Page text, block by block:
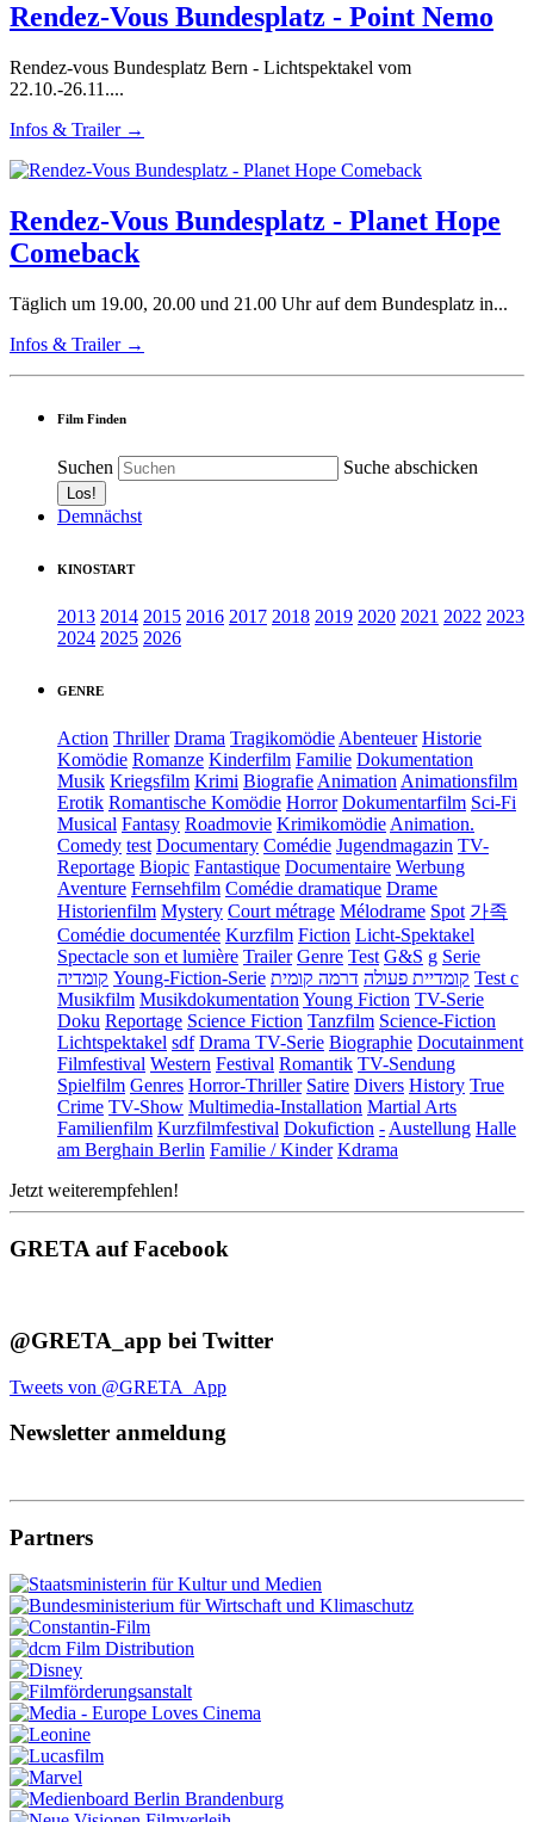
Rendez-Vous Bundesplatz - Point Nemo
Rendez-vous Bundesplatz Bern - Lichtspektakel vom
22.10.-26.11....
Infos & Trailer →
Rendez-Vous Bundesplatz - Planet Hope
Comeback
Täglich um 19.00, 20.00 und 21.00 Uhr auf dem Bundesplatz in...
Infos & Trailer →
Film Finden
Suchen Suche abschicken
Demnächst
KINOSTART
2013 2014 2015 2016 2017 2018 2019 2020 2021 2022 2023
2024 2025 2026
GENRE
Action Thriller Drama Tragikomödie Abenteuer Historie
Komödie Romanze Kinderfilm Familie Dokumentation
Musik Kriegsfilm Krimi Biografie Animation Animationsfilm
Erotik Romantische Komödie Horror Dokumentarfilm Sci-Fi
Musical Fantasy Roadmovie Krimikomödie Animation.
Comedy test Documentary Comédie Jugendmagazin TV-
Reportage Biopic Fantastique Documentaire Werbung
Aventure Fernsehfilm Comédie dramatique Drame
Historienfilm Mystery Court métrage Mélodrame Spot 가족
Comédie documentée Kurzfilm Fiction Licht-Spektakel
Spectacle son et lumière Trailer Genre Test G&S g Serie
קומדיה Young-Fiction-Serie קומדיית פעולה דרמה קומית
Test c
Musikfilm Musikdokumentation Young Fiction TV-Serie
Doku Reportage Science Fiction Tanzfilm Science-Fiction
Lichtspektakel sdf Drama TV-Serie Biographie Docutainment
Filmfestival Western Festival Romantik TV-Sendung
Spielfilm Genres Horror-Thriller Satire Divers History True
Crime TV-Show Multimedia-Installation Martial Arts
Familienfilm Kurzfilmfestival Dokufiction - Austellung Halle
am Berghain Berlin Familie / Kinder Kdrama
Jetzt weiterempfehlen!
GRETA auf Facebook
@GRETA_app bei Twitter
Tweets von @GRETA_App
Newsletter anmeldung
Partners